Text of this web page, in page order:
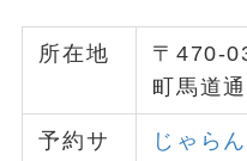
所在地
〒470-
町馬道通
予約サ
じゃらん